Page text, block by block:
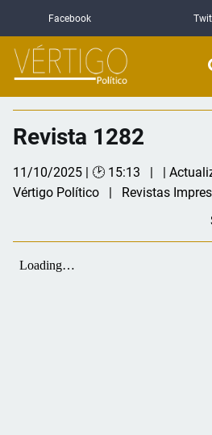
Facebook
Revista 1282
11/10/2025 | 🕑 15:13
|
Vértigo Político
Revistas